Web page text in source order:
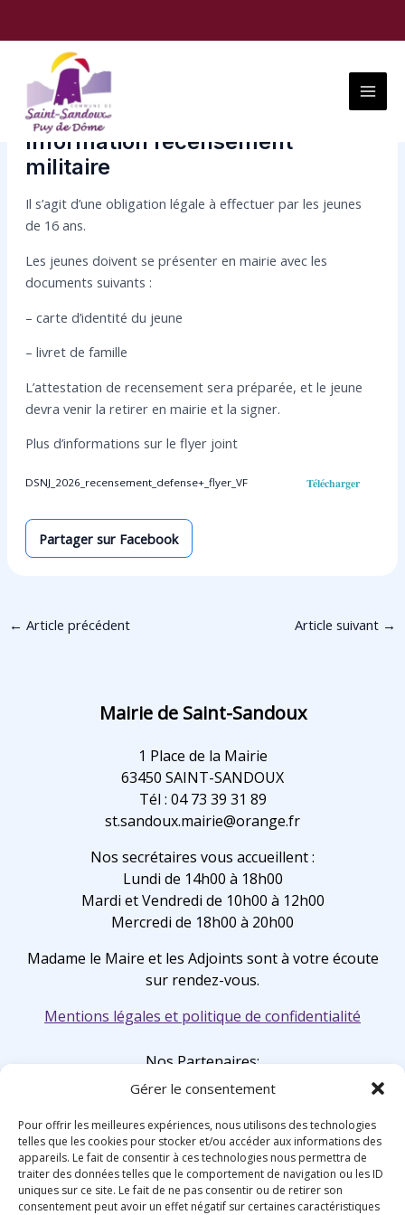
Gérer le consentement
Pour offrir les meilleures expériences, nous utilisons des technologies
telles que les cookies pour stocker et/ou accéder aux informations des
appareils. Le fait de consentir à ces technologies nous permettra de
traiter des données telles que le comportement de navigation ou les ID
uniques sur ce site. Le fait de ne pas consentir ou de retirer son
consentement peut avoir un effet négatif sur certaines caractéristiques
Menu
Information recensement
militaire
Il s’agit d’une obligation légale à effectuer par les jeunes
de 16 ans.
Les jeunes doivent se présenter en mairie avec les
documents suivants :
– carte d’identité du jeune
– livret de famille
L’attestation de recensement sera préparée, et le jeune
devra venir la retirer en mairie et la signer.
Plus d’informations sur le flyer joint
DSNJ_2026_recensement_defense+_flyer_VF Télécharger
Partager sur Facebook
← Article précédent Article suivant →
Mairie de Saint-Sandoux
1 Place de la Mairie
63450 SAINT-SANDOUX
Tél : 04 73 39 31 89
st.sandoux.mairie@orange.fr
Nos secrétaires vous accueillent :
Lundi de 14h00 à 18h00
Mardi et Vendredi de 10h00 à 12h00
Mercredi de 18h00 à 20h00
Madame le Maire et les Adjoints sont à votre écoute
sur rendez-vous.
Mentions légales et politique de confidentialité
Nos Partenaires: